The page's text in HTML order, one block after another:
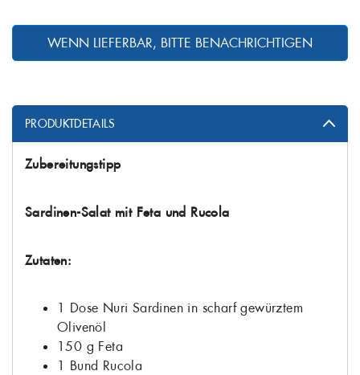
PRODUKTDETAILS
Zubereitungstipp
Sardinen-Salat mit Feta und Rucola
Zutaten:
1 Dose Nuri Sardinen in scharf gewürztem
Olivenöl
150 g Feta
1 Bund Rucola
WENN LIEFERBAR, BITTE BENACHRICHTIGEN